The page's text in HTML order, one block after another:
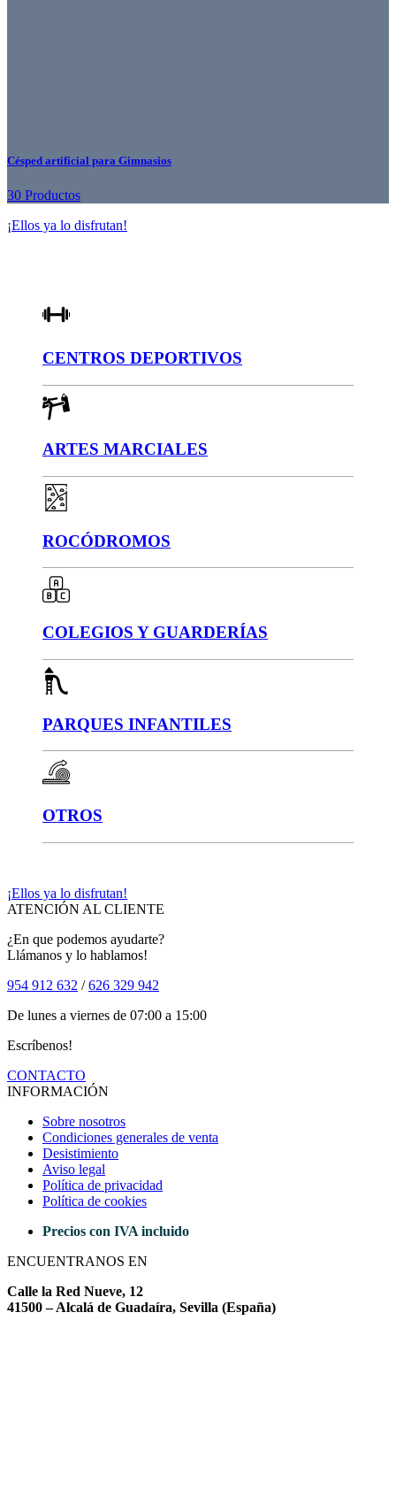
Césped artificial para Gimnasios
30 Productos
¡Ellos ya lo disfrutan!
CENTROS DEPORTIVOS
ARTES MARCIALES
ROCÓDROMOS
COLEGIOS Y GUARDERÍAS
PARQUES INFANTILES
OTROS
¡Ellos ya lo disfrutan!
ATENCIÓN AL CLIENTE
¿En que podemos ayudarte?
Llámanos y lo hablamos!
954 912 632 /626 329 942
De lunes a viernes de 07:00 a 15:00
Escríbenos!
CONTACTO
INFORMACIÓN
Sobre nosotros
Condiciones generales de venta
Desistimiento
Aviso legal
Política de privacidad
Política de cookies
Precios con IVA incluido
ENCUENTRANOS EN
Calle la Red Nueve, 12
41500 – Alcalá de Guadaíra, Sevilla (España)